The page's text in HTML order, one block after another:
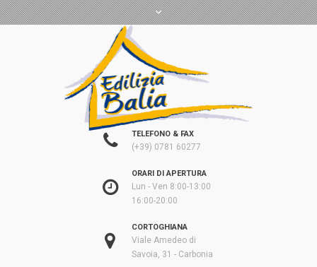
TELEFONO & FAX
(+39) 0781 60277
ORARI DI APERTURA
Lun - Ven 8:00-13:00
16:00-20:00
CORTOGHIANA
Viale Amedeo di
Savoia, 31 - Carbonia